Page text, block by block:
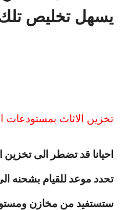
يسهل تخليص تلك
تخزين الاثاث بمستودعات
احيانا قد تضطر الى تخزين
تحدد موعد للقيام بشحنه
ستستفيد من مخازن